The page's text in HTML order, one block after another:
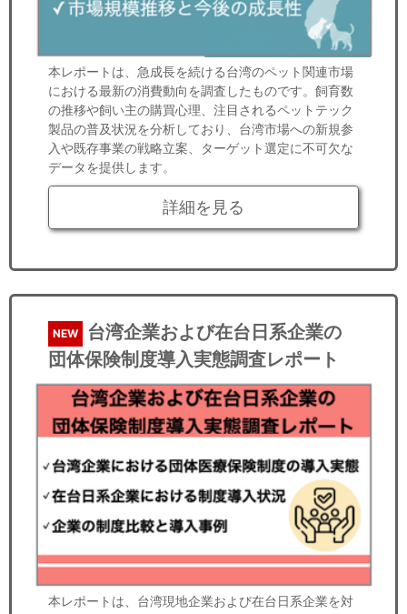
本レポートは、急成長を続ける台湾のペット関連市場
における最新の消費動向を調査したものです。飼育数
の推移や飼い主の購買心理、注目されるペットテック
製品の普及状況を分析しており、台湾市場への新規参
入や既存事業の戦略立案、ターゲット選定に不可欠な
データを提供します。
詳細を見る
NEW
台湾企業および在台日系企業の
団体保険制度導入実態調査レポート
本レポートは、台湾現地企業および在台日系企業を対